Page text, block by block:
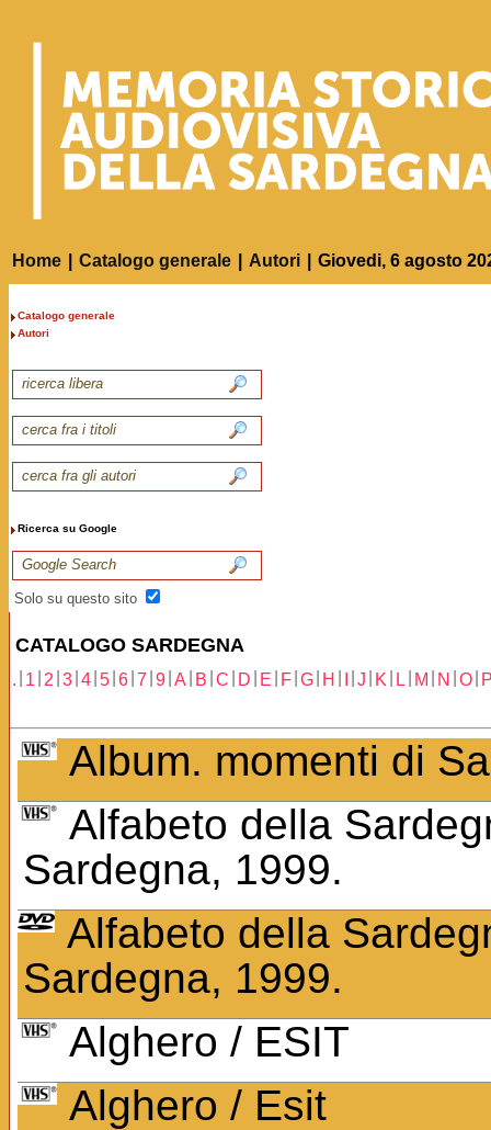
Home Catalogo generale Autori Giovedi, 6 agosto
Catalogo generale
Autori
Ricerca su Google
Solo su questo sito
CATALOGO SARDEGNA
. 1 2 3 4 5 6 7 9 A B C D E F G H J K L M N O
Album. momenti di
Alfabeto della
Sardegna, 1999.
Alfabeto della
Sardegna, 1999.
Alghero / ESIT
Alghero / Esit